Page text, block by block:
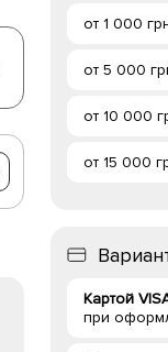
от 1 000
от 5 000
от 10 000
от 15 000
Картой
при